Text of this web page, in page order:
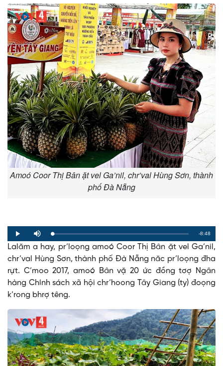
Amoó Coor Thị Bân ặt vel Ga’nil, chr’val Hùng Sơn, thành
phố Đà Nẵng
Play Mute Loaded:
0%
Progress:
0%
Remaining
Time
-8:48
Lalăm a hay, pr’loọng amoó Coor Thị Bân ặt vel Ga’nil,
chr’val Hùng Sơn, thành phố Đà Nẵng năc pr’loọng đha
rựt. C’moo 2017, amoó Bân vặ 20 ức đồng tơợ Ngân
hàng Chính sách xã hội chr’hoong Tây Giang (ty) đoọng
k’rong bhrợ têng.